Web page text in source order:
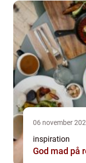
06 november
inspiration
God mad på